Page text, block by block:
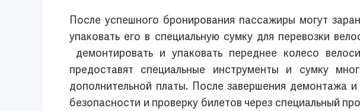
После успешного бронирования пассажиры могут
упаковать его в специальную сумку для перевозки
демонтировать и упаковать переднее колесо
предоставят специальные инструменты и сумку
дополнительной платы. После завершения демонтажа
безопасности и проверку билетов через специальный